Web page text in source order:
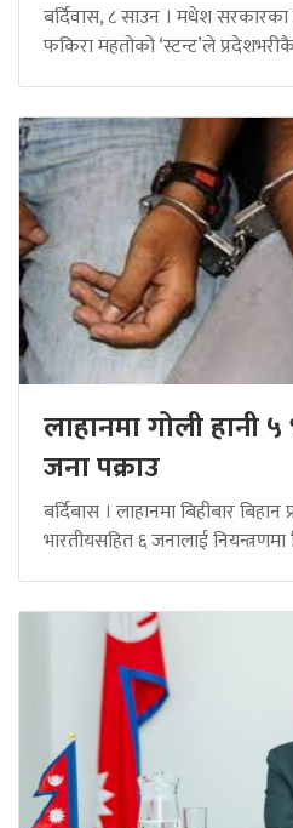
बर्दिवास, ८ साउन । मधेश सरकारका
फकिरा महतोको ‘स्टन्ट’ले
लाहानमा गोली हानी
जना पक्राउ
बर्दिबास । लाहानमा बिहीबार बिहान
भारतीयसहित ६ जनालाई